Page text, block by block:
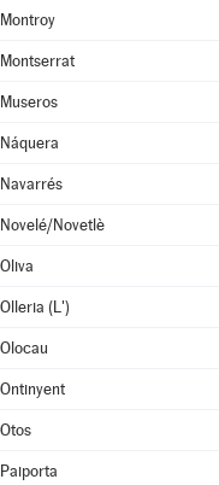
Montroy
Montserrat
Museros
Náquera
Navarrés
Novelé/Novetlè
Oliva
Olleria (L')
Olocau
Ontinyent
Otos
Paiporta